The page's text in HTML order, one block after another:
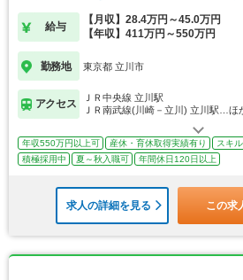
給与
【月収】28.4万円～45.0万円
【年収】411万円～550万円
勤務地 東京都 立川市
アクセス
ＪＲ中央線 立川駅
ＪＲ南武線(川崎－立川) 立川駅…ほ
年収550万円以上可 産休・育休取得実績有り スキ
積極採用中
夏～秋入職可 年間休日120日以上
求人の詳細を見る この求